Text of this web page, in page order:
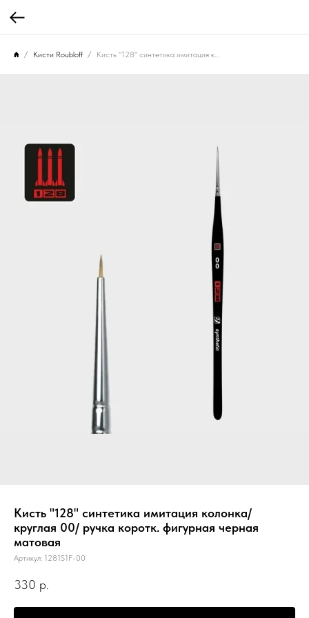
Кисти Roubloff
Кисть "128" синтетика имитация колонка/
круглая 00/ ручка коротк. фигурная черная
матовая
Артикул: 1281S1F-00
330 р.